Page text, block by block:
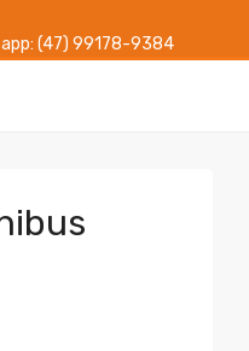
(47) 99178-9384